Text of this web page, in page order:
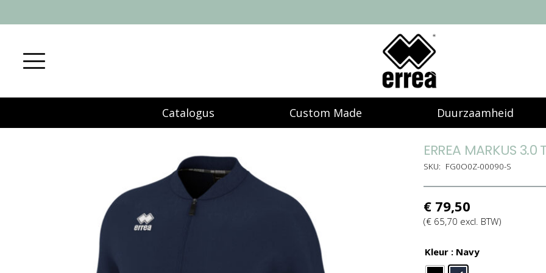
Catalogus Custom Made Duurzaamheid
ERREA MARKUS 3.0
SKU: FG0O0Z-00090-S
€79,50
(€65,70 excl. BTW)
Kleur : Navy